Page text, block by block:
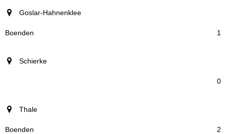
Goslar-Hahnenklee
1
Schierke
0
Thale
2